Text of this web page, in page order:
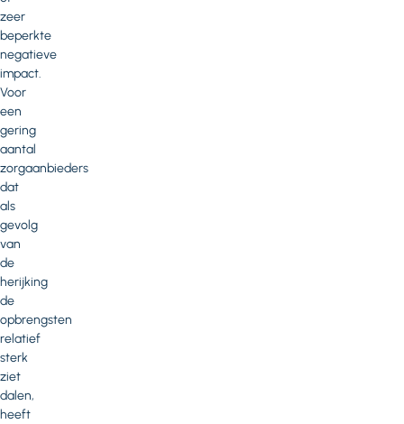
zeer
beperkte
negatieve
impact.
Voor
een
gering
aantal
zorgaanbieders
dat
als
gevolg
van
de
herijking
de
opbrengsten
relatief
sterk
ziet
dalen,
heeft